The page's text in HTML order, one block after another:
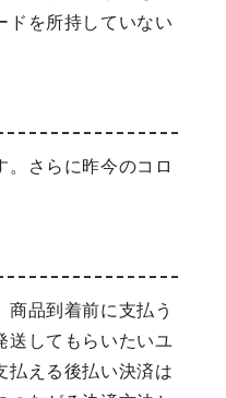
ドを所持していない
さらに昨今のコロ
品到着前に支払う
送してもらいたいユ
払える後払い決済は